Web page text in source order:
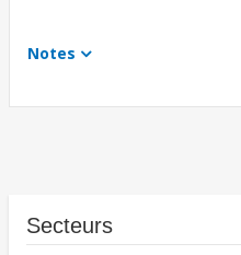
Notes
Secteurs